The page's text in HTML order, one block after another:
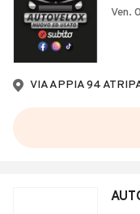
Ven.
VIA APPIA 94